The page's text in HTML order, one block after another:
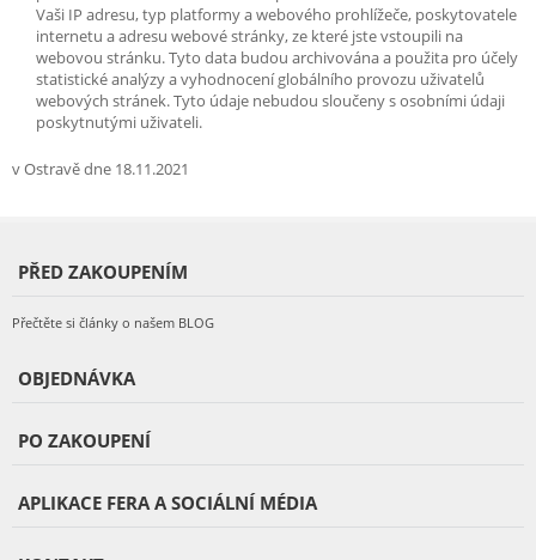
Vaši IP adresu, typ platformy a webového prohlížeče, poskytovatele
internetu a adresu webové stránky, ze které jste vstoupili na
webovou stránku. Tyto data budou archivována a použita pro účely
statistické analýzy a vyhodnocení globálního provozu uživatelů
webových stránek. Tyto údaje nebudou sloučeny s osobními údaji
poskytnutými uživateli.
v Ostravě dne 18.11.2021
PŘED ZAKOUPENÍM
Přečtěte si články o našem BLOG
OBJEDNÁVKA
PO ZAKOUPENÍ
APLIKACE FERA A SOCIÁLNÍ MÉDIA